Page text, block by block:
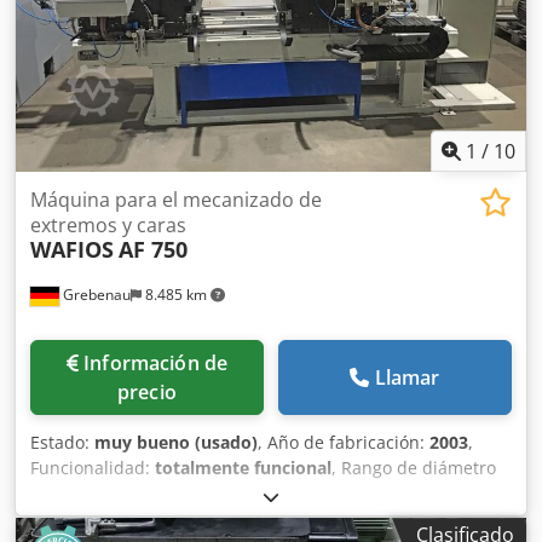
1 / 10
Grebenau 8.485 km
Máquina para el mecanizado de
extremos y caras
WAFIOSAF 750
Información de
precio
Llamar
Estado: muy bueno (usado), Año de fabricación: 2003,
Funcionalidad: totalmente funcional, Rango de diámetro
de barras: 5,0 – 30,0 mm Dedpjylb Hzsfx Ah Sjck
Longitudes de barra: 100 – 1.000 mm Capacidad: máx. 60
Clasificado